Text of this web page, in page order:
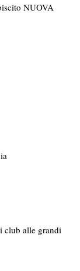
NUOVA
club alle grandi